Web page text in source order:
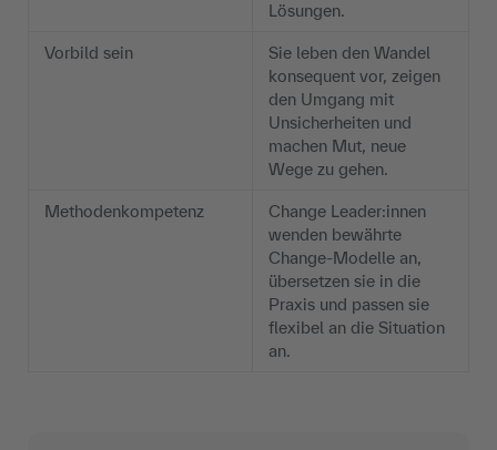
Lösungen.
Vorbild sein
Sie leben den Wandel
konsequent vor, zeigen
den Umgang mit
Unsicherheiten und
machen Mut, neue
Wege zu gehen.
Methodenkompetenz
Change Leader:innen
wenden bewährte
Change-Modelle an,
übersetzen sie in die
Praxis und passen sie
flexibel an die Situation
an.